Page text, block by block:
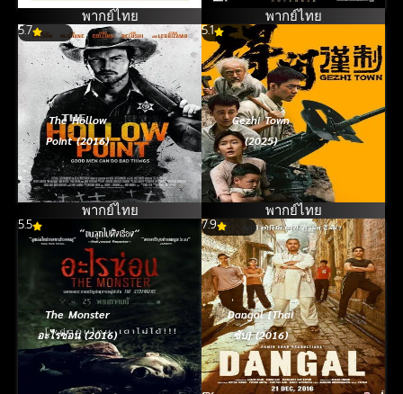
(2017)พากย์ไทย พากย์ไทย
5.7
The Hollow
Point (2016)
พากย์ไทย
5.1
Gezhi Town
(2025)
พากย์ไทย
5.5
The Monster
อะไรซ่อน (2016)
7.9
Dangal [Thai
ซับ] (2016)